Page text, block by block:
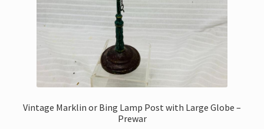
Vintage Marklin or Bing Lamp Post with Large Globe –
Prewar